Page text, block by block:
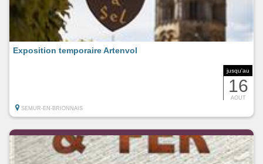
jusqu'au
16
AOUT
Exposition temporaire Artenvol
SEMUR-EN-BRIONNAIS